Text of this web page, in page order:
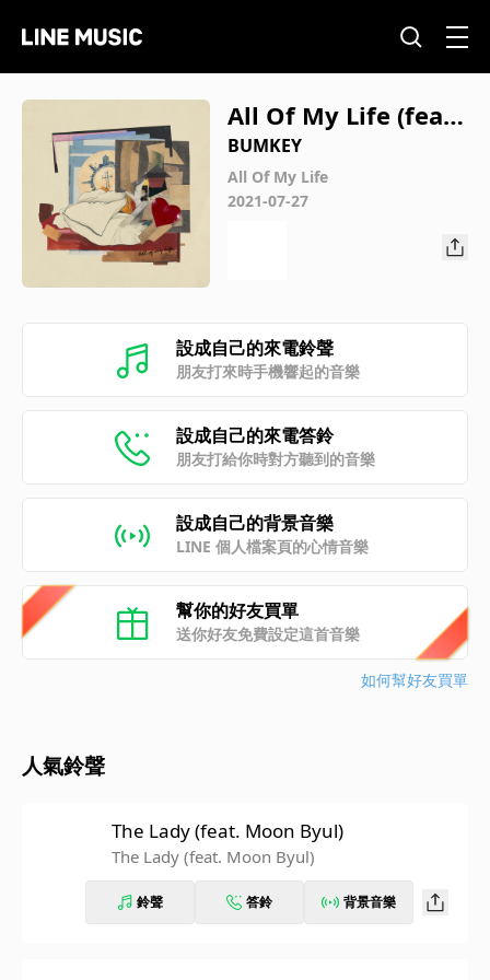
All Of My Life (feat.
Babylon)
BUMKEY
All Of My Life
2021-07-27
設成自己的來電鈴聲
朋友打來時手機響起的音樂
設成自己的來電答鈴
朋友打給你時對方聽到的音樂
設成自己的背景音樂
LINE 個人檔案頁的心情音樂
幫你的好友買單
送你好友免費設定這首音樂
如何幫好友買單
人氣鈴聲
The Lady (feat. Moon Byul)
The Lady (feat. Moon Byul)
鈴聲 答鈴 背景音樂